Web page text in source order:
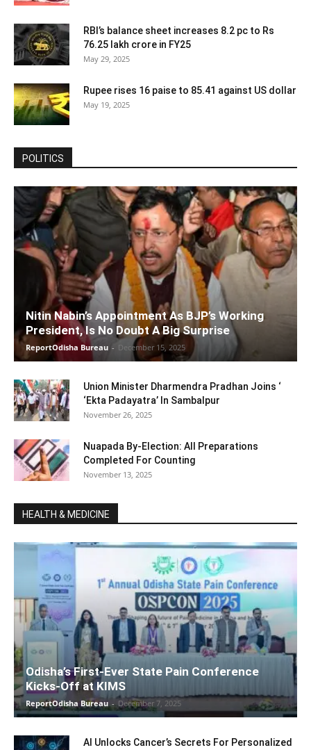
RBI’s balance sheet increases 8.2 pc to Rs
76.25 lakh crore in FY25
May 29, 2025
Rupee rises 16 paise to 85.41 against US dollar
May 19, 2025
POLITICS
Nitin Nabin’s Appointment As BJP’s Working
President, Is No Doubt A Big Surprise
ReportOdisha Bureau - December 15, 2025
Union Minister Dharmendra Pradhan Joins ‘
‘Ekta Padayatra’ In Sambalpur
November 26, 2025
Nuapada By-Election: All Preparations
Completed For Counting
November 13, 2025
HEALTH & MEDICINE
Odisha’s First-Ever State Pain Conference
Kicks-Off at KIMS
ReportOdisha Bureau - December 7, 2025
AI Unlocks Cancer’s Secrets For Personalized